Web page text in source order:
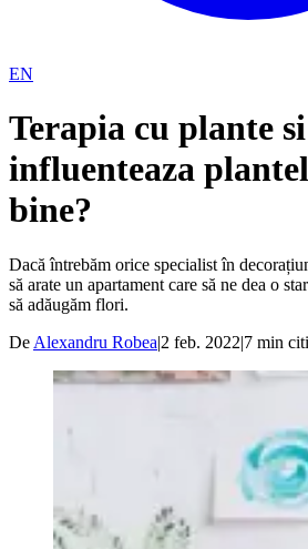
EN
Terapia cu plante
influenteaza
bine?
Dacă întrebăm orice specialist în
să arate un apartament care să ne dea o
să adăugăm flori.
De Alexandru Robea|2 feb. 2022|7 min